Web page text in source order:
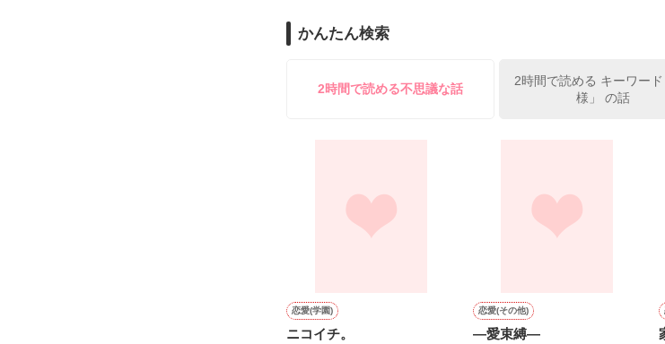
雪瀬鷹哉（29）が『──俺と結婚してくれないか』といきなり
鷹哉『宜しくな、俺の雛子』🦅
※執筆期間2026.6.3〜7.20完結です。
※他サイトさんにて恋愛トレンド1位でした〜良かったら読ん
かんたん検索
2時間で読める不思議な話
2時間で読める キーワー
様」 の話
恋愛(学園)
ニコイチ。
恋愛(その他)
―愛束縛―